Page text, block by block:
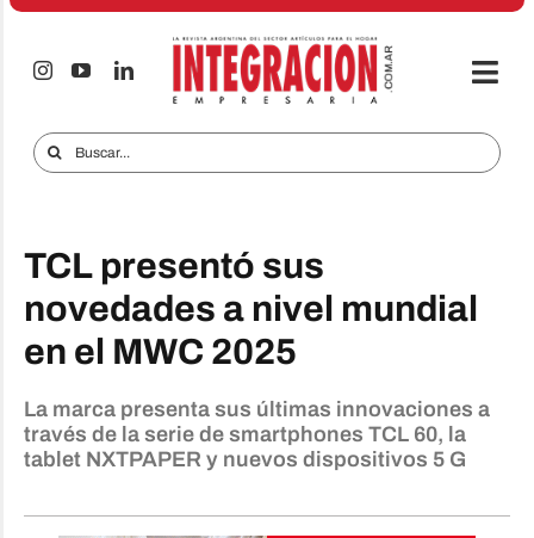
Saltar
Celulares
Anuncie
Buscar:
TCL presentó sus
novedades a nivel mundial
en el MWC 2025
La marca presenta sus últimas innovaciones a
través de la serie de smartphones TCL 60, la
tablet NXTPAPER y nuevos dispositivos 5 G